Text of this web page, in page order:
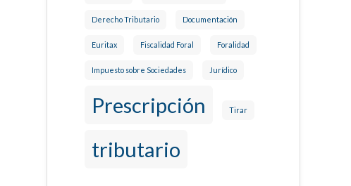
Derecho Tributario Documentación
Euritax Fiscalidad Foral Foralidad
Impuesto sobre Sociedades Jurídico
Prescripción Tirar
tributario